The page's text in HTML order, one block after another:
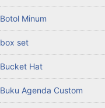
Botol Minum
box set
Bucket Hat
Buku Agenda Custom